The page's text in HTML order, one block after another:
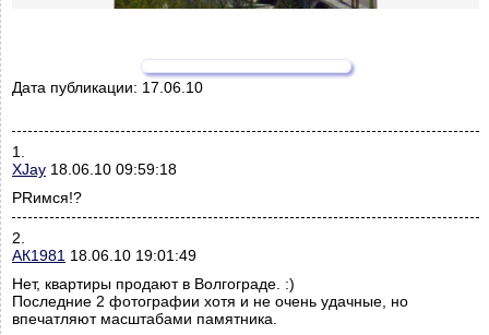
Дата публикации: 17.06.10
1.
XJay 18.06.10 09:59:18
PRимся!?
2.
АК1981 18.06.10 19:01:49
Нет, квартиры продают в Волгограде. :)
Последние 2 фотографии хотя и не очень удачные, но
впечатляют масштабами памятника.